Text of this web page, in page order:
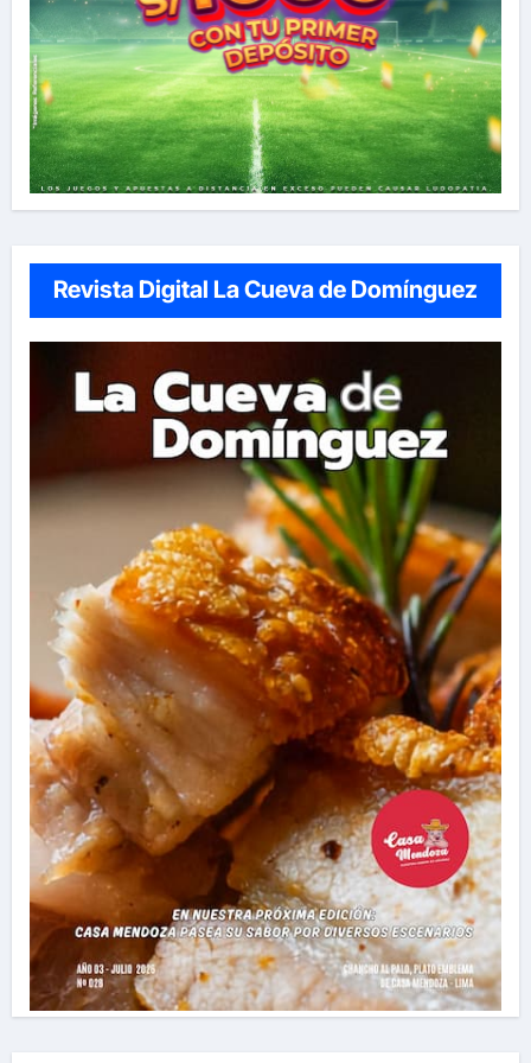
Revista Digital La Cueva de Domínguez